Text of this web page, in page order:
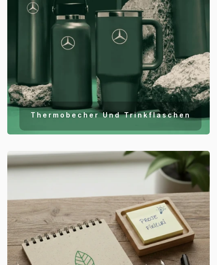
Thermobecher Und Trinkflaschen